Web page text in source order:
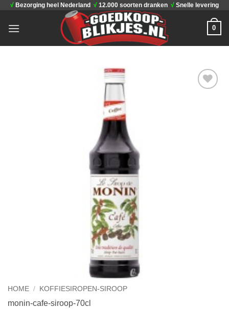
inhoud
√ Bezorging heel Nederland √ 12.000 soorten dranken √ Snelle levering
0
HOME / KOFFIESIROPEN-SIROOP
monin-cafe-siroop-70cl